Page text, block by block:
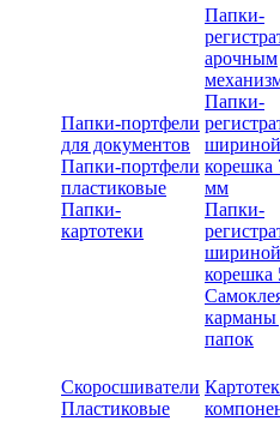
Папки-портфели
для документов
Папки-портфели
пластиковые
Папки-
картотеки
Папки-
арочным
Папки-
шириной
корешка
мм
Папки-
шириной
корешка
карманы
папок
Скоросшиватели
Пластиковые